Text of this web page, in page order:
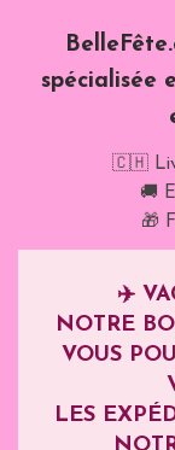
spécialisée
🇨🇭
🚚
🎁
✈️
NOTRE
VOUS
LES